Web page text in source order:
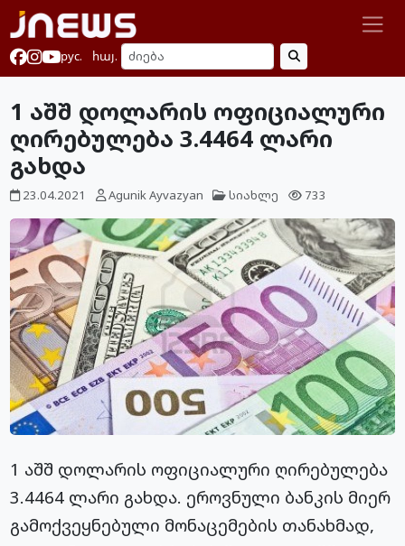
рус. հայ.
1 აშშ დოლარის ოფიციალური
ღირებულება 3.4464 ლარი
გახდა
23.04.2021 Agunik Ayvazyan სიახლე 733
1 აშშ დოლარის ოფიციალური ღირებულება
3.4464 ლარი გახდა. ეროვნული ბანკის მიერ
გამოქვეყნებული მონაცემების თანახმად,